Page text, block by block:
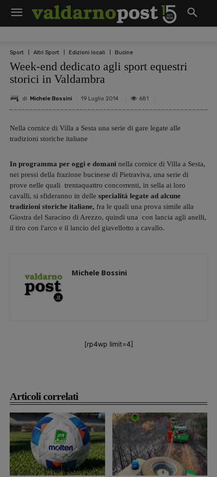
Sport Altri Sport Edizioni locali Bucine
Week-end dedicato agli sport equestri
storici in Valdambra
di Michele Bossini 19 Luglio 2014 681
Articoli correlati
Nella cornice di Villa a Sesta una serie di gare legate alle
tradizioni storiche italiane
In programma per oggi e domani nella cornice di Villa a Sesta,
nei pressi della frazione bucinese di Pietraviva, una serie di
prove nelle quali trentaquattro concorrenti, in sella ai loro
cavalli, si sfideranno in delle specialità legate ad alcune
tradizioni storiche italiane, fra le quali una prova simile alla
Giostra del Saracino di Arezzo, quindi una con lancia agli anelli,
il tiro con l'arco e il lancio del giavellotto a cavallo.
Michele Bossini
[rp4wp limit=4]